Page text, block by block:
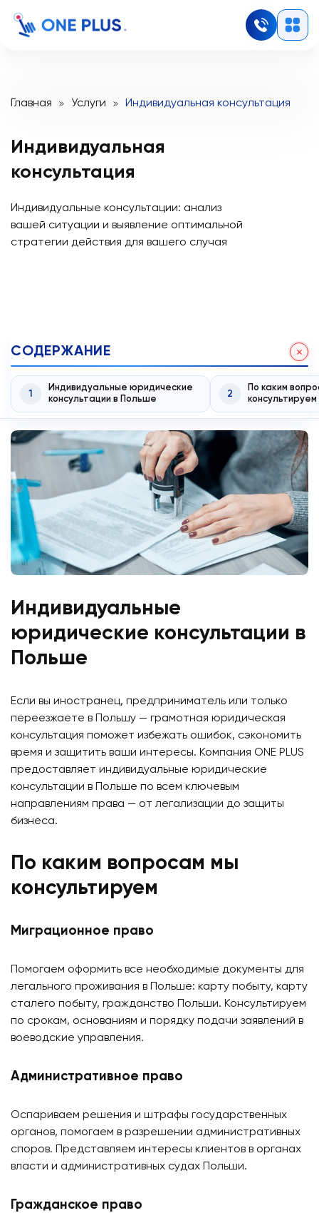
Главная Услуги Индивидуальная консультация
Индивидуальная
консультация
Индивидуальные консультации: анализ
вашей ситуации и выявление оптимальной
стратегии действия для вашего случая
Индивидуальные
юридические консультации в
Польше
Если вы иностранец, предприниматель или только
переезжаете в Польшу — грамотная юридическая
консультация поможет избежать ошибок, сэкономить
время и защитить ваши интересы. Компания ONE PLUS
предоставляет индивидуальные юридические
консультации в Польше по всем ключевым
направлениям права — от легализации до защиты
бизнеса.
По каким вопросам мы
консультируем
Миграционное право
Помогаем оформить все необходимые документы для
легального проживания в Польше: карту побыту, карту
сталего побыту, гражданство Польши. Консультируем
по срокам, основаниям и порядку подачи заявлений в
воеводские управления.
Административное право
Оспариваем решения и штрафы государственных
органов, помогаем в разрешении административных
споров. Представляем интересы клиентов в органах
власти и административных судах Польши.
Гражданское право
СОДЕРЖАНИЕ
1
Индивидуальные юридические
консультации в Польше
2
По каким
консультируем